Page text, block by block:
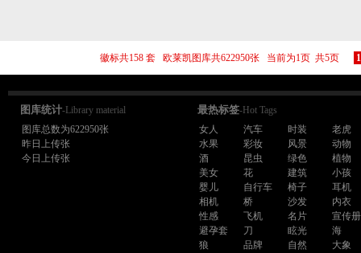
徽标共158 套 欧莱凯图库共622950张 当前为1页 共5页 1
图库统计-Library material
图库总数为622950张
昨日上传张
今日上传张
最热标签-Hot Tags
女人
汽车 时装
老虎
水果
彩妆 风景
动物
酒
昆虫 绿色
植物
美女
花 建筑
小孩
婴儿
自行车 椅子
耳机
相机
桥 沙发
内衣
性感
飞机 名片
宣传册
避孕套
刀 眩光
海
狼
品牌 自然
大象